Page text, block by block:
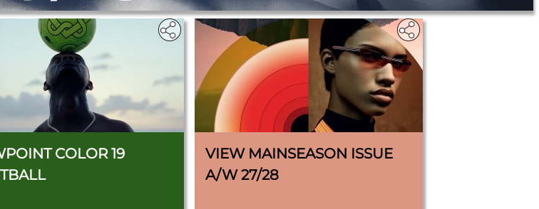
COLOR 19
VIEW MAINSEASON ISSUE
A/W 27/28